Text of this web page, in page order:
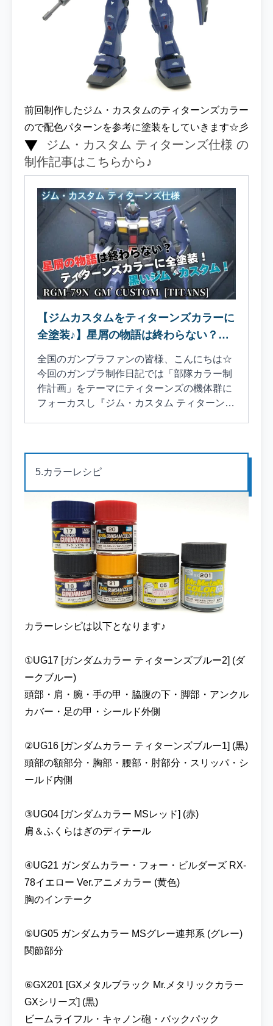
前回制作したジム・カスタムのティターンズカラー
ので配色パターンを参考に塗装をしていきます☆彡
ジム・カスタム ティターンズ仕様 の
制作記事はこちらから♪
【ジムカスタムをティターンズカラーに
全塗装♪】星屑の物語は終わらない？黒
いジムカスタム！
全国のガンプラファンの皆様、こんにちは☆
今回のガンプラ制作日記では「部隊カラー制
作計画」をテーマにティターンズの機体群に
フォーカスし『ジム・カスタム ティターンズ
ラーレシピを中心に紹介していきます☆ 1.制
作背景2.機体解説3.使用キット紹介4.制作ポ
イント5.カラーレシピ6.塗装ポイント7.完
成！！8.ギャラリー9.次回を待て！？ ティタ
ーンズカラー第二弾となる今回は『ジム・カ
スタム ティターンズ仕様』を制作することに
なりました♪ジム・カスタムは胸部パーツを
アレックスに流用したりジムカスタム高機動
型を制作したりと何気に出番の多いキットで
す！今回はミキシングや改修などせずシンプ
ルに塗装のみで制作していきます！！ 型式番
『A.O.Z Re-Boot』』が初出となります。テ
ィターンズ設立直後からジム・クゥエルが配
備されるまでの約2か月のみ運用されていた
という設定で『A.O.Z Re-Boot』では『ジ
称になってますね(^^♪エゥーゴ仕様は劇場版
アニメ『機動戦士ΖガンダムIII A New
Translation -星の鼓動は愛-』に搭乗している
ので、ティターンズ仕様は映像化されていな
ダーク・ブルーを基調としたティターンズ・
カラーに塗装されてます♪ 今回は『HG 1/144
ットですが、プロポーションも良く地球連邦
軍の機体のミキシングにも使い勝手の良いガ
ンプラです！今回はキット丸ごと使っていき
各ECサイトで探してみる 今回はジム・カス
タムのキットを全塗装をしていきます♪前回
ジム・スナイパーⅡでもティターンズカラー
なります(^^♪ カラーレシピは以下となりま
す。補足ですがティターンズカラーの塗料は
2本ずつ準備しました♪①UG17 [ガンダムカラ
5.カラーレシピ
カラーレシピは以下となります♪
①UG17 [ガンダムカラー ティターンズブルー2] (ダ
ークブルー)
頭部・肩・腕・手の甲・脇腹の下・脚部・アンクル
カバー・足の甲・シールド外側
②UG16 [ガンダムカラー ティターンズブルー1] (黒)
頭部の額部分・胸部・腰部・肘部分・スリッパ・シ
ールド内側
③UG04 [ガンダムカラー MSレッド] (赤)
肩＆ふくらはぎのディテール
④UG21 ガンダムカラー・フォー・ビルダーズ RX-
78イエロー Ver.アニメカラー (黄色)
胸のインテーク
⑤UG05 ガンダムカラー MSグレー連邦系 (グレー)
関節部分
⑥GX201 [GXメタルブラック Mr.メタリックカラー
GXシリーズ] (黒)
ビームライフル・キャノン砲・バックパック